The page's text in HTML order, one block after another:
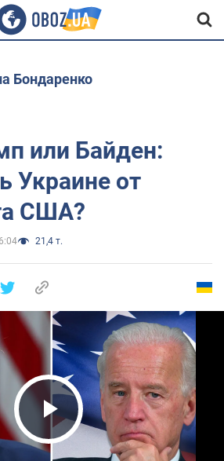
Бондаренко
или Байден:
Украине от
США?
21,4 т.
Play Video